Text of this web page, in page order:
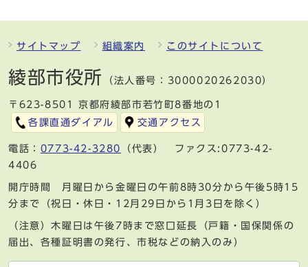
サイトマップ 組織案内 このサイトについて
綾部市役所 （法人番号：3000020262030）
〒623-8501 京都府綾部市若竹町8番地の1
各課直通ダイアル
交通アクセス
電話： 0773-42-3280
（代表） ファクス:0773-42-
4406
開庁時間 月曜日から金曜日の午前8時30分から午後5時15
分まで（祝日・休日・12月29日から1月3日を除く）
（注意）木曜日は午後7時まで窓口延長（戸籍・国保関係の
届出、各種証明書の発行、市税などの納入のみ）